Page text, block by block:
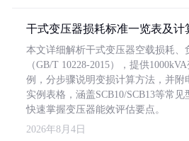
干式变压器损耗标准一览表及计
本文详细解析干式变压器空载损耗、
（GB/T 10228-2015），提供
例，分步骤说明变损计算方法，并附
实例表格，涵盖SCB10/SCB13等常
快速掌握变压器能效评估要点。
2026年8月4日